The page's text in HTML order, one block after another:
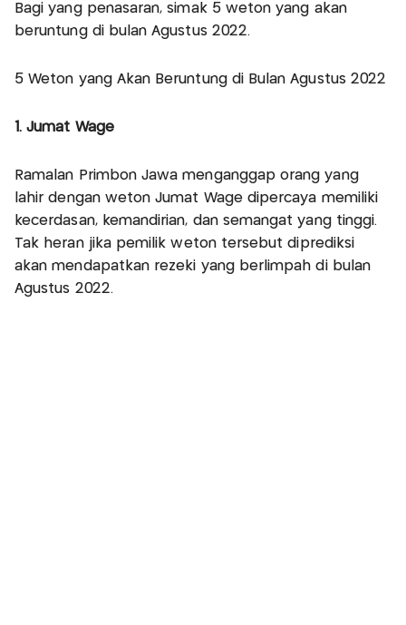
Bagi yang penasaran, simak 5 weton yang akan
beruntung di bulan Agustus 2022.
5 Weton yang Akan Beruntung di Bulan Agustus 2022
1. Jumat Wage
Ramalan Primbon Jawa menganggap orang yang
lahir dengan weton Jumat Wage dipercaya memiliki
kecerdasan, kemandirian, dan semangat yang tinggi.
Tak heran jika pemilik weton tersebut diprediksi
akan mendapatkan rezeki yang berlimpah di bulan
Agustus 2022.